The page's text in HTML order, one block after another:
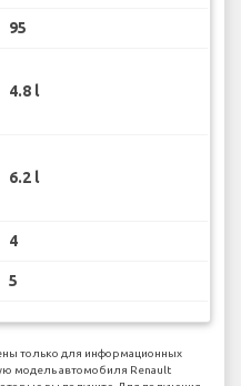
95
4.8 l
6.2 l
4
5
только для информационных
модель автомобиля Renault